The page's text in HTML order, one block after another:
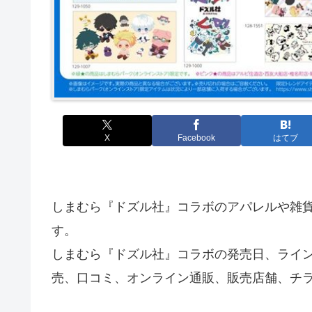
X Facebook はてブ
しまむら『ドズル社』コラボのアパレルや
す。
しまむら『ドズル社』コラボの発売日、ラ
売、口コミ、オンライン通販、販売店舗、チ